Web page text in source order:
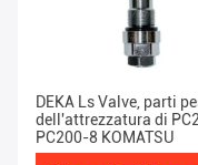
DEKA Ls Valve, parti
dell'attrezzatura di
PC200-8 KOMATSU